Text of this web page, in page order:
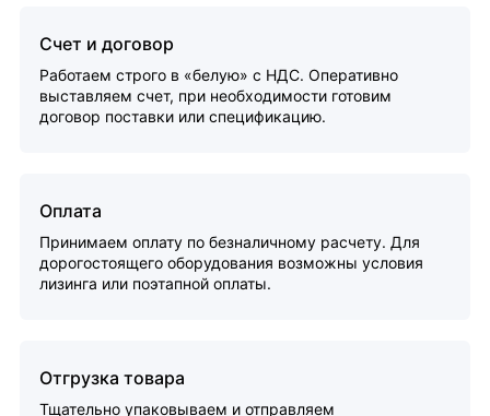
Счет и договор
Работаем строго в «белую» с НДС. Оперативно
выставляем счет, при необходимости готовим
договор поставки или спецификацию.
Оплата
Принимаем оплату по безналичному расчету. Для
дорогостоящего оборудования возможны условия
лизинга или поэтапной оплаты.
Отгрузка товара
Тщательно упаковываем и отправляем